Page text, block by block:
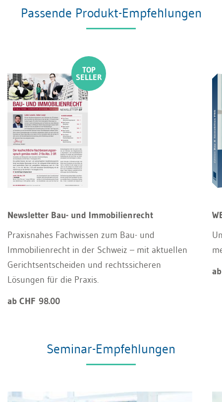
Passende Produkt-Empfehlungen
Newsletter Bau- und Immobilienrecht
Praxisnahes Fachwissen zum Bau- und
Immobilienrecht in der Schweiz – mit aktuellen
Gerichtsentscheiden und rechtssicheren
Lösungen für die Praxis.
ab CHF 98.00
Seminar-Empfehlungen